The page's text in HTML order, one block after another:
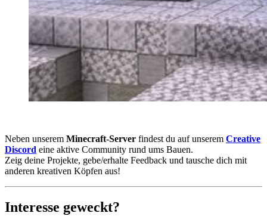
Neben unserem Minecraft-Server findest du auf unserem Creative
Discord eine aktive Community rund ums Bauen.
Zeig deine Projekte, gebe/erhalte Feedback und tausche dich mit
anderen kreativen Köpfen aus!
Interesse geweckt?